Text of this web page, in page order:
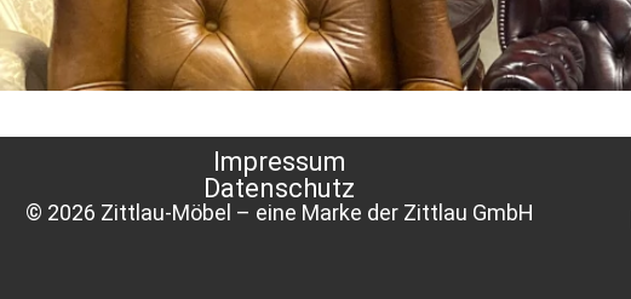
Impressum
Datenschutz
© 2026 Zittlau-Möbel – eine Marke der Zittlau GmbH